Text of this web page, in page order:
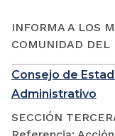
INFORMA A LOS
COMUNIDAD DEL
Consejo de
Administrativo
SECCIÓN